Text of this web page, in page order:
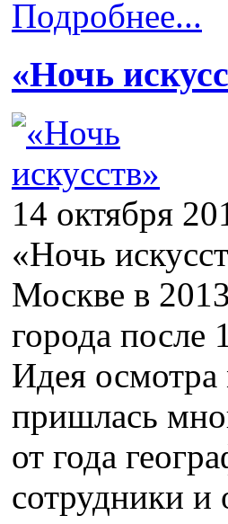
Подробнее...
«Ночь
14 октября
«Ночь
Москве в
города после
Идея
пришлась
от года
сотрудники